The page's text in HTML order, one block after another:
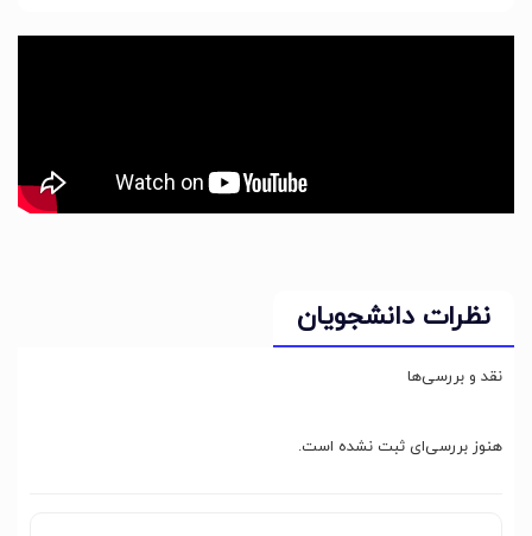
نظرات دانشجویان
نقد و بررسی‌ها
هنوز بررسی‌ای ثبت نشده است.